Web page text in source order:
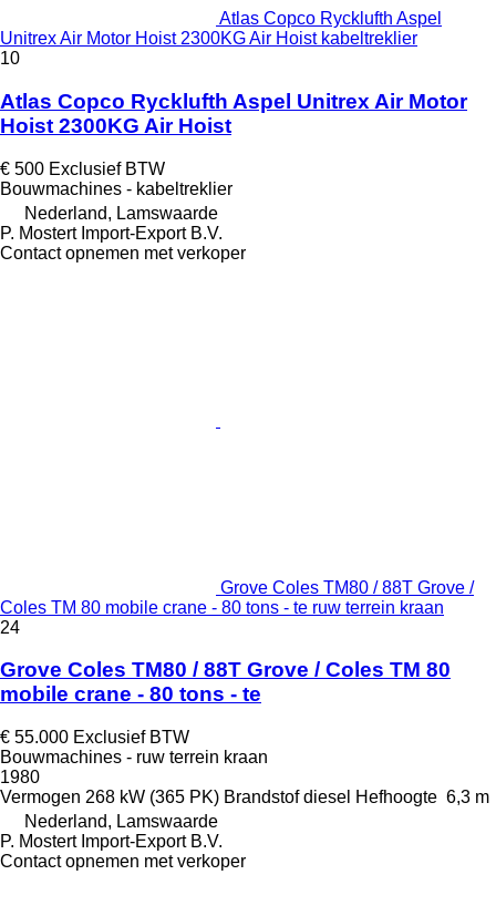
Atlas Copco Rycklufth Aspel
Unitrex Air Motor Hoist 2300KG Air Hoist kabeltreklier
10
Atlas Copco Rycklufth Aspel Unitrex Air Motor
Hoist 2300KG Air Hoist
€ 500 Exclusief BTW
Bouwmachines - kabeltreklier
Nederland, Lamswaarde
P. Mostert Import-Export B.V.
Contact opnemen met verkoper
Grove Coles TM80 / 88T Grove /
Coles TM 80 mobile crane - 80 tons - te ruw terrein kraan
24
Grove Coles TM80 / 88T Grove / Coles TM 80
mobile crane - 80 tons - te
€ 55.000 Exclusief BTW
Bouwmachines - ruw terrein kraan
1980
Vermogen 268 kW (365 PK) Brandstof diesel Hefhoogte 6,3 m
Nederland, Lamswaarde
P. Mostert Import-Export B.V.
Contact opnemen met verkoper